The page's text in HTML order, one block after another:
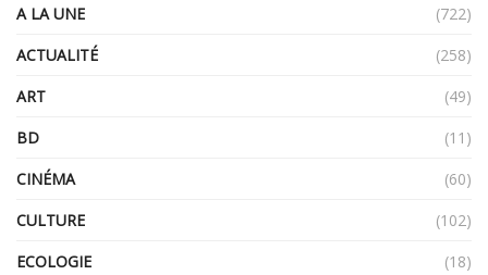
A LA UNE
(722)
ACTUALITÉ
(258)
ART
(49)
BD
(11)
CINÉMA
(60)
CULTURE
(102)
ECOLOGIE
(18)